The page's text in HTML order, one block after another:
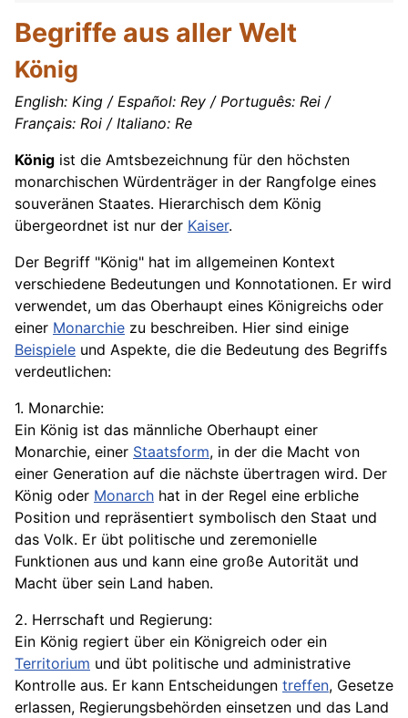
Begriffe aus aller Welt
König
English: King / Español: Rey / Português: Rei /
Français: Roi / Italiano: Re
König ist die Amtsbezeichnung für den höchsten
monarchischen Würdenträger in der Rangfolge eines
souveränen Staates. Hierarchisch dem König
übergeordnet ist nur der Kaiser.
Der Begriff "König" hat im allgemeinen Kontext
verschiedene Bedeutungen und Konnotationen. Er wird
verwendet, um das Oberhaupt eines Königreichs oder
einer Monarchie zu beschreiben. Hier sind einige
Beispiele und Aspekte, die die Bedeutung des Begriffs
verdeutlichen:
1. Monarchie:
Ein König ist das männliche Oberhaupt einer
Monarchie, einer Staatsform, in der die Macht von
einer Generation auf die nächste übertragen wird. Der
König oder Monarch hat in der Regel eine erbliche
Position und repräsentiert symbolisch den Staat und
das Volk. Er übt politische und zeremonielle
Funktionen aus und kann eine große Autorität und
Macht über sein Land haben.
2. Herrschaft und Regierung:
Ein König regiert über ein Königreich oder ein
Territorium und übt politische und administrative
Kontrolle aus. Er kann Entscheidungen treffen, Gesetze
erlassen, Regierungsbehörden einsetzen und das Land